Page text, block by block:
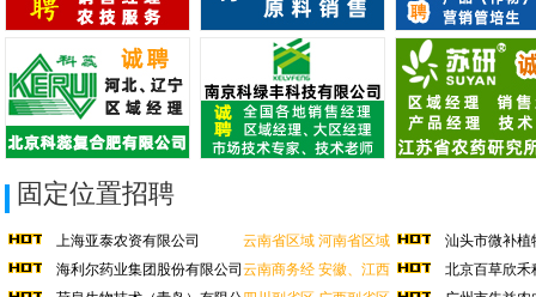
固定位置招聘
云南省区域 河南省区域
上海亚泰农资有限公司
云南商务经 安徽、江西
海利尔药业集团股份有限公司
汕头市微补植
北京百草欣禾